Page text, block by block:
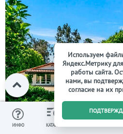
ИНФО КАТАЛОГ
0
Используем
Яндекс.Метрику
работы сайта.
нами, вы
согласие на их